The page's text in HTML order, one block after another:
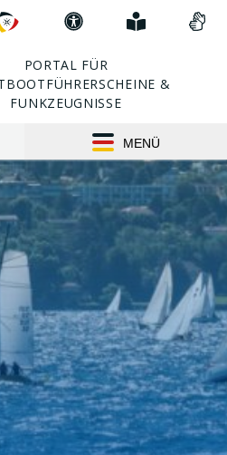
Erklärung
Barrierefreiheit
Einfach
PORTAL FÜR
&
FUNKZEUGNISSE
MENÜ